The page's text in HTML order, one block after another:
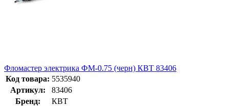
Фломастер электрика ФМ-0.75 (черн) КВТ 83406
Код товара: 5535940
Артикул:
83406
Бренд:
КВТ